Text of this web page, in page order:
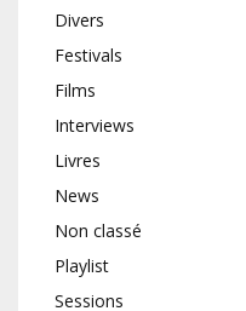
Divers
Festivals
Films
Interviews
Livres
News
Non classé
Playlist
Sessions